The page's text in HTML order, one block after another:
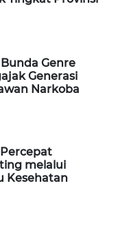
Genre
Generasi
Narkoba
melalui
Kesehatan